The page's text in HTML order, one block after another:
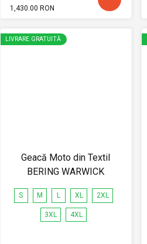
1,430.00 RON
LIVRARE GRATUITĂ
Geacă Moto din Textil
BERING WARWICK
S M L XL 2XL
3XL 4XL